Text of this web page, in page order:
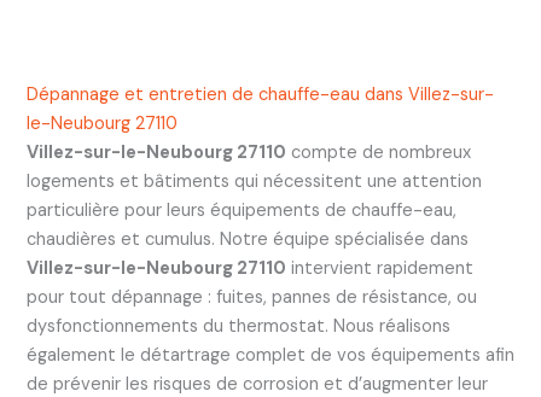
Dépannage et entretien de chauffe-eau dans Villez-sur-
le-Neubourg 27110
Villez-sur-le-Neubourg 27110 compte de nombreux
logements et bâtiments qui nécessitent une attention
particulière pour leurs équipements de chauffe-eau,
chaudières et cumulus. Notre équipe spécialisée dans
Villez-sur-le-Neubourg 27110 intervient rapidement
pour tout dépannage : fuites, pannes de résistance, ou
dysfonctionnements du thermostat. Nous réalisons
également le détartrage complet de vos équipements afin
de prévenir les risques de corrosion et d’augmenter leur